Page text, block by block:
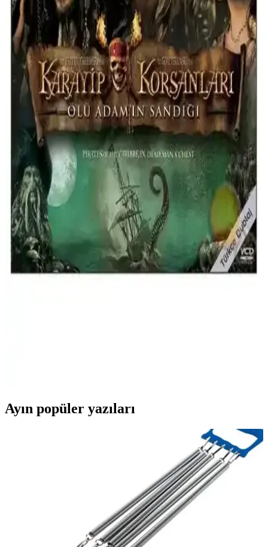
Pirates Of Caribbean: Siyah İnci'nin Laneti filmi, yüksek kaliteli
DVD versiyonu ile korsanlık ve macera tutkunlarına unutulmaz bir
deneyim sunar. Görüntü ve ses kalitesiyle öne çıkan yapım,
etkileyici efektleri ve sürükleyici hikayesiyle dikkat çeker.
Tiamat ve Vatikan Şövalyeleri: Karşılaştırmalı
Kitap Analizi ve Özellikleri
Tiamat ve Vatikan Şövalyeleri kitaplarının içerik, dil, baskı ve
kullanıcı yorumları açısından detaylı karşılaştırması, okuyuculara
seçim yapmada rehberlik sağlar.
Ghost Rider Blu-ray İncelemesi: Yüksek Kalite
Görsel ve İşitsel Özellikler
Ghost Rider Blu-ray, yüksek çözünürlük ve üstün ses kalitesiyle
etkileyici görsel ve işitsel deneyim sunar. Gelişmiş dayanıklılık
teknolojisiyle uzun ömürlü kullanım sağlar.
Harry Potter Serisi ve Boyama Kitabı Seti: Büyülü
Dünyaya Yolculuk İçin En İyi Seçenek
Harry Potter serisi ve büyük boy boyama kitabı ile hayal gücünüzü
Ayın popüler yazıları